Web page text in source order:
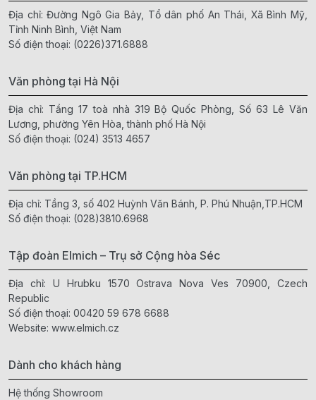
Địa chỉ: Đường Ngô Gia Bảy, Tổ dân phố An Thái, Xã Bình Mỹ,
Tỉnh Ninh Bình, Việt Nam
Số điện thoại: (0226)371.6888
Văn phòng tại Hà Nội
Địa chỉ: Tầng 17 toà nhà 319 Bộ Quốc Phòng, Số 63 Lê Văn
Lương, phường Yên Hòa, thành phố Hà Nội
Số điện thoại: (024) 3513 4657
Văn phòng tại TP.HCM
Địa chỉ: Tầng 3, số 402 Huỳnh Văn Bánh, P. Phú Nhuận,TP.HCM
Số điện thoại: (028)3810.6968
Tập đoàn Elmich – Trụ sở Cộng hòa Séc
Địa chỉ: U Hrubku 1570 Ostrava Nova Ves 70900, Czech
Republic
Số điện thoại: 00420 59 678 6688
Website: www.elmich.cz
Dành cho khách hàng
Hệ thống Showroom